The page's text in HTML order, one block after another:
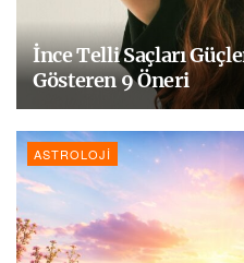
İnce Telli Saçları
Gösteren 9 Öneri
ASTROLOJI